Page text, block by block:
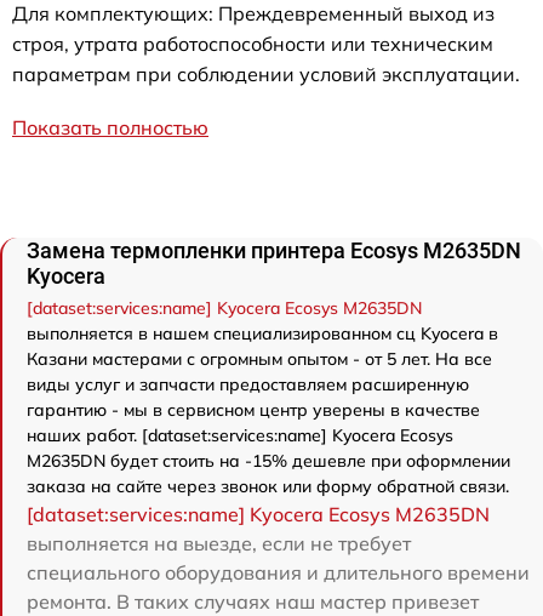
Для комплектующих: Преждевременный выход из
строя, утрата работоспособности или техническим
параметрам при соблюдении условий эксплуатации.
Показать полностью
Замена термопленки принтера Ecosys M2635DN
Kyocera
[dataset:services:name] Kyocera Ecosys M2635DN
выполняется в нашем специализированном сц Kyocera в
Казани мастерами с огромным опытом - от 5 лет. На все
виды услуг и запчасти предоставляем расширенную
гарантию - мы в сервисном центр уверены в качестве
наших работ. [dataset:services:name] Kyocera Ecosys
M2635DN будет стоить на -15% дешевле при оформлении
заказа на сайте через звонок или форму обратной связи.
[dataset:services:name] Kyocera Ecosys M2635DN
выполняется на выезде, если не требует
специального оборудования и длительного времени
ремонта. В таких случаях наш мастер привезет